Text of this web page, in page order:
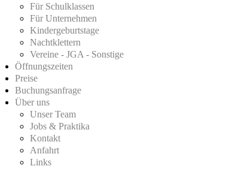
Für Schulklassen
Für Unternehmen
Kindergeburtstage
Nachtklettern
Vereine - JGA - Sonstige
Öffnungszeiten
Preise
Buchungsanfrage
Über uns
Unser Team
Jobs & Praktika
Kontakt
Anfahrt
Links